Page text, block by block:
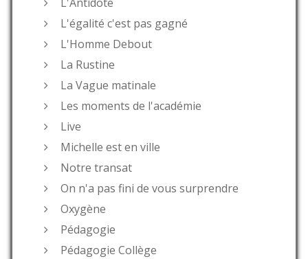
L'égalité c'est pas gagné
L'Homme Debout
La Rustine
La Vague matinale
Les moments de l'académie
Live
Michelle est en ville
Notre transat
On n'a pas fini de vous surprendre
Oxygène
Pédagogie
Pédagogie Collège